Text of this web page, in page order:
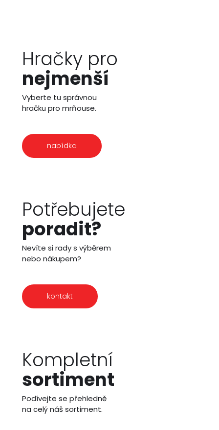
Hračky pro
nejmenší
Vyberte tu správnou
hračku pro mrňouse.
nabídka
Potřebujete
poradit?
Nevíte si rady s výběrem
nebo nákupem?
kontakt
Kompletní
sortiment
Podívejte se přehledně
na celý náš sortiment.